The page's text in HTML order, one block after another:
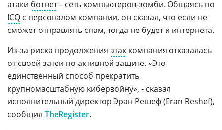
атаки ботнет– сеть компьютеров-зомби. Общаясь по
ICQ с персоналом компании, он сказал, что если не
сможет отправлять спам, тогда не будет и интернета.
Из-за риска продолжения атак компания отказалась
от своей затеи по активной защите. «Это
единственный способ прекратить
крупномасштабную кибервойну», - сказал
исполнительный директор Эран Решеф (Eran Reshef),
сообщил TheRegister.